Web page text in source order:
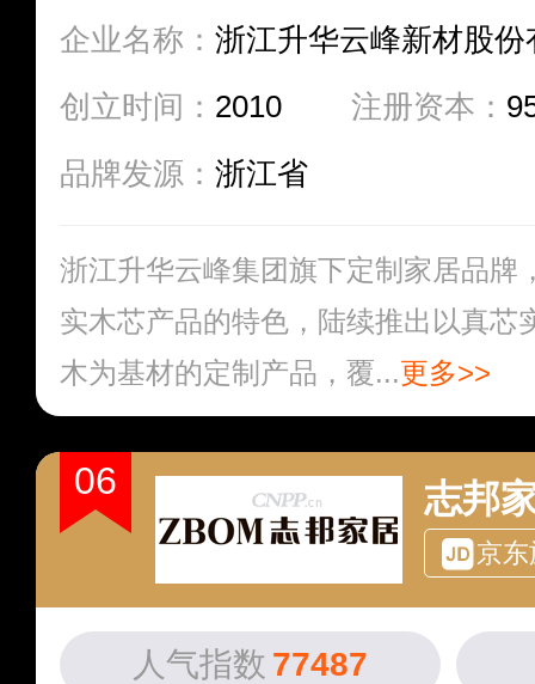
企业名称： 浙江升华云峰新材股份
创立时间： 2010 注册资本：
品牌发源： 浙江省
浙江升华云峰集团旗下定制家居品牌
实木芯产品的特色，陆续推出以真芯
木为基材的定制产品，覆...更多>>
06 志邦
京
人气指数 77487